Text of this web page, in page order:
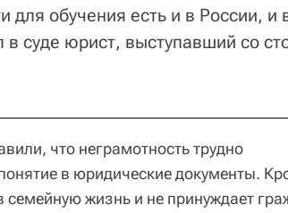
для обучения есть и в России, и
суде юрист, выступавший со
что неграмотность трудно
в юридические документы.
семейную жизнь и не принуждает